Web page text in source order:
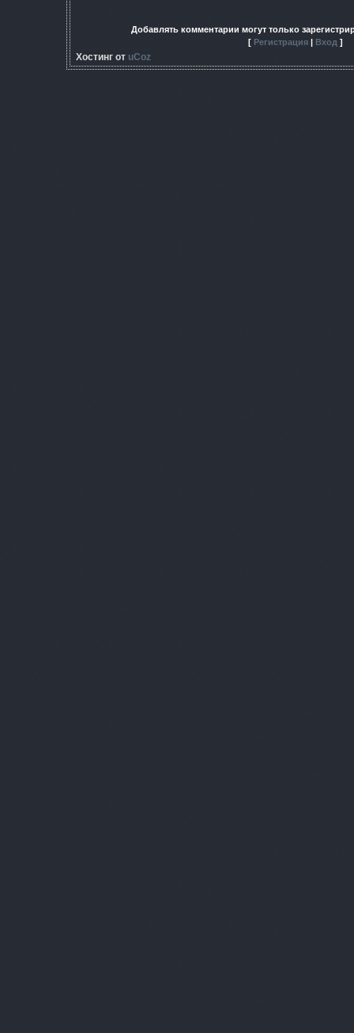
Добавлять комментарии могут только
[ Регистрация | Вход ]
Хостинг от uCoz